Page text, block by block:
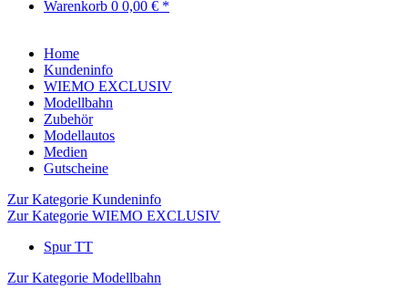
Warenkorb 0 0,00 € *
Home
Kundeninfo
WIEMO EXCLUSIV
Modellbahn
Zubehör
Modellautos
Medien
Gutscheine
Zur Kategorie Kundeninfo
Zur Kategorie WIEMO EXCLUSIV
Spur TT
Zur Kategorie Modellbahn